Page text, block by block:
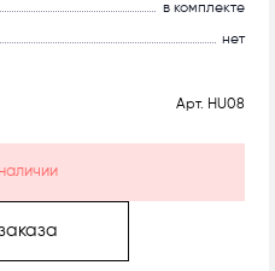
в комплекте
нет
Арт. HU08